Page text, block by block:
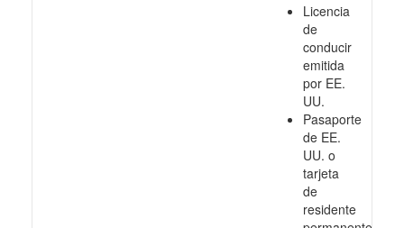
Licencia
de
conducir
emitida
por EE.
UU.
Pasaporte
de EE.
UU. o
tarjeta
de
residente